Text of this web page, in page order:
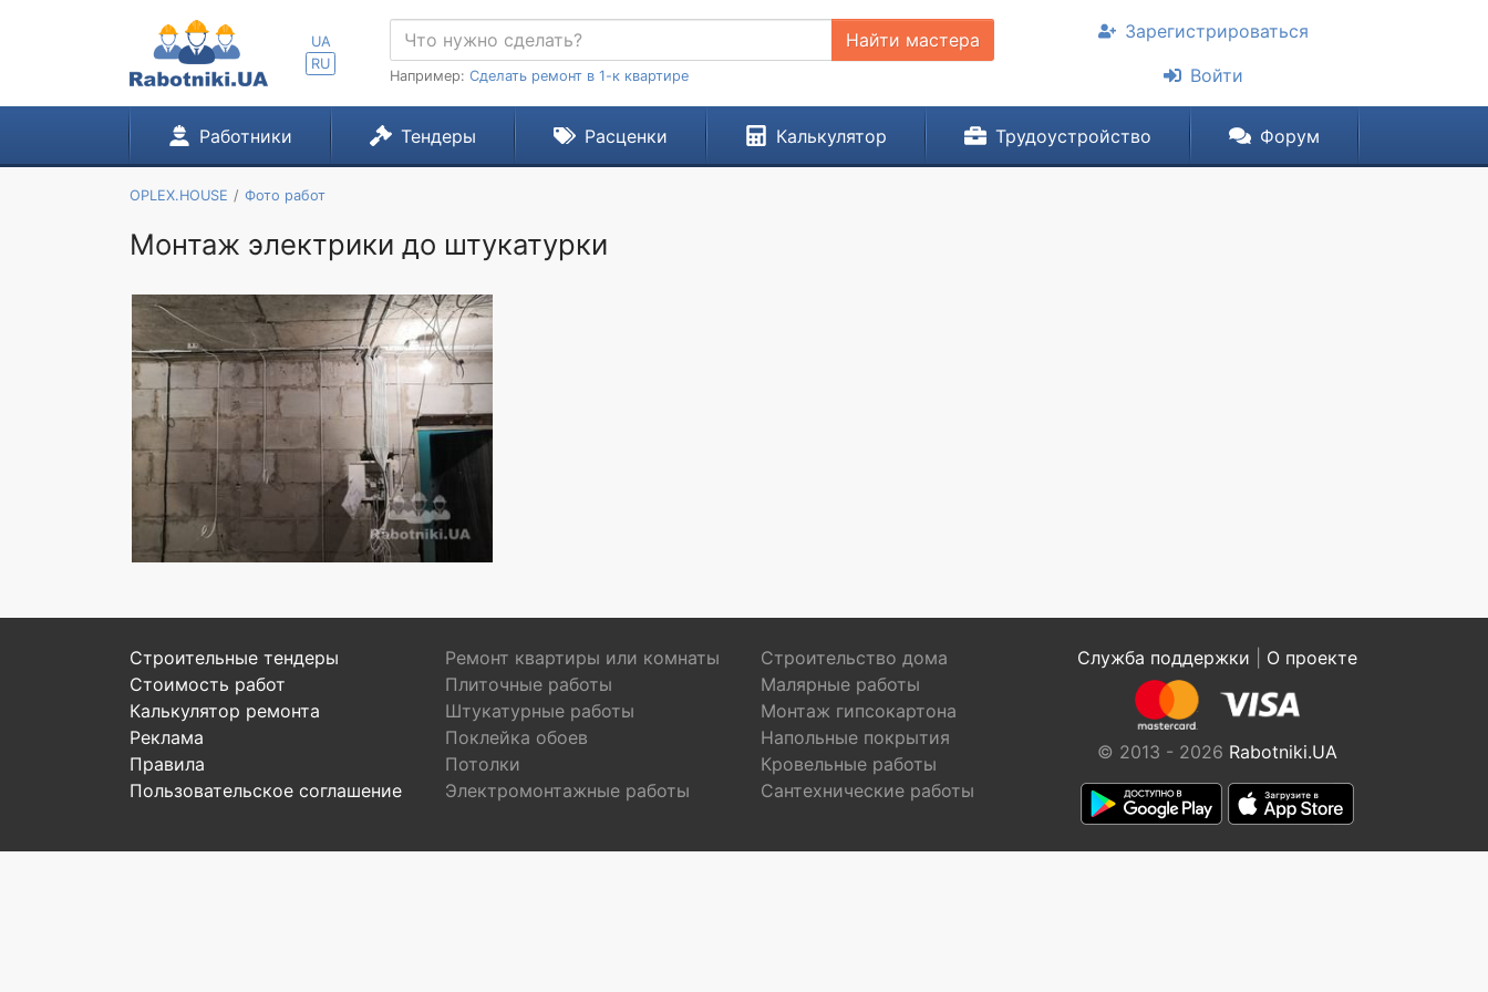
UA
RU
Найти мастера
Например: Сделать ремонт в 1-к квартире
Зарегистрироваться
Войти
Работники Тендеры Расценки Калькулятор Трудоустройство Форум
OPLEX.HOUSE Фото работ
Монтаж электрики до штукатурки
Строительные тендеры
Стоимость работ
Калькулятор ремонта
Реклама
Правила
Пользовательское соглашение
Ремонт квартиры или комнаты
Строительство дома
Плиточные работы
Малярные работы
Штукатурные работы
Монтаж гипсокартона
Поклейка обоев
Напольные покрытия
Потолки
Кровельные работы
Электромонтажные работы
Сантехнические работы
Служба поддержки О проекте
© 2013 - 2026 Rabotniki.UA